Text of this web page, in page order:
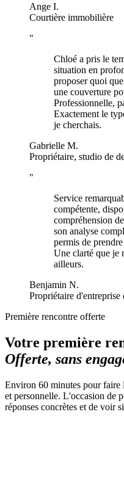
Ange I.
Courtière immobilière
"
Chloé a pris le
situation en
proposer quoi
une couverture
Professionnelle,
Exactement le
je cherchais.
Gabrielle M.
Propriétaire, studio de
"
Service
compétente,
compréhension
son analyse
permis de
Une clarté que je
ailleurs.
Benjamin N.
Propriétaire
Première rencontre offerte
Votre première
Offerte, sans
Environ 60 minutes pour
et personnelle. L'occasion de
réponses concrètes et de voir